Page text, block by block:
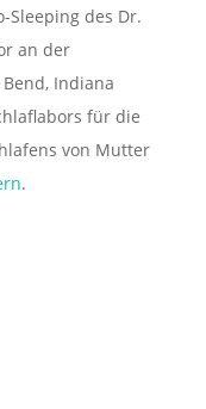
Sleeping des Dr.
an der
Indiana
für die
von Mutter
.